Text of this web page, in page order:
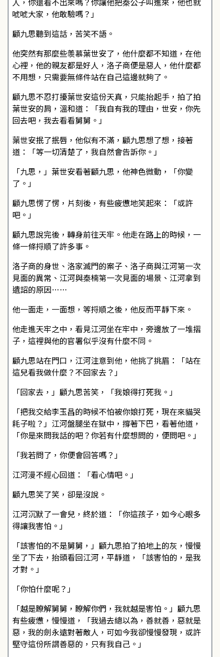
唬唬大家，他敢驗嗎？」
顧九思聽到這話，苦笑不語。
他突然有那麼些羡慕葉世安了，他什麼都不知道，在他
心裡，他的親友都是好人，洛子商便是惡人，他什麼都
不用想，只需要無條件站在自己這邊就夠了。
顧九思不忍打擾葉世安這份天真，只能抬起手，拍了拍
葉世安的肩，溫和道：「我自有我的理由，世安，你先
回去吧，我去看看舅舅。」
葉世安抿了抿唇，他似有不滿，顧九思想了想，接著
道：「等一切清楚了，我自然會告訴你。」
「九思，」葉世安看著顧九思，他神色微動，「你變
了。」
顧九思愣了愣，片刻後，有些疲憊地笑起來：「或許
吧。」
顧九思說完後，轉身前往天牢。他走在路上的時候，一
條一條捋順了許多事。
洛子商的身世、洛家滅門的案子、洛子商與江河第一次
見面的異常、江河與秦楠第一次見面的場景、江河拿到
遺詔的原因……
他一面走，一面想，等捋順之後，他反而平靜下來。
他走進天牢之中，看見江河坐在牢中，旁邊放了一堆摺
子，這裡與他的官署似乎沒有什麼不同。
顧九思站在門口，江河注意到他，他挑了挑眉：「站在
這兒看我做什麼？不回家去？」
「回家去，」顧九思苦笑，「我娘得打死我。」
「把我交給李玉昌的時候不怕被你娘打死，現在來貓哭
耗子啦？」江河盤腿坐在獄中，撐著下巴，看著他道，
「你是來問我話的吧？你若有什麼想問的，便問吧。」
「我若問了，你便會回答嗎？」
江河漫不經心回道：「看心情吧。」
顧九思笑了笑，卻是沒說。
江河沉默了一會兒，終於道：「你這孩子，如今心眼多
得讓我害怕。」
「該害怕的不是舅舅，」顧九思拍了拍地上的灰，慢慢
坐了下去，抬頭看回江河，平靜道，「該害怕的，是我
才對。」
「你怕什麼呢？」
「越是瞭解舅舅，瞭解你們，我就越是害怕。」顧九思
有些疲憊，慢慢道，「我過去總以為，善就善，惡就是
惡，我的劍永遠對著敵人，可如今我卻慢慢發現，或許
堅守這份所謂善惡的，只有我自己。」